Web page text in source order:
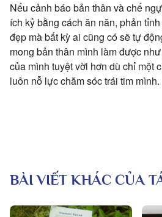
Nếu cảnh báo bản thân và chế
ích kỷ bằng cách ăn năn, phản
đẹp mà bất kỳ ai cũng có sẽ tự
mong bản thân mình làm được
của mình tuyệt vời hơn dù chỉ một
luôn nỗ lực chăm sóc trái tim mình.
BÀI VIẾT KHÁC CỦA